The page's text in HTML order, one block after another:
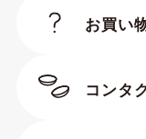
お買い
コンタ